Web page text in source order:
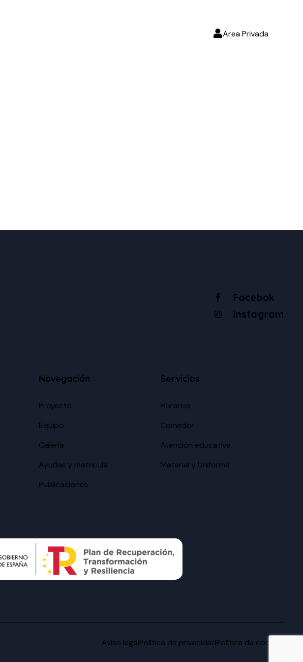
Area Privada
Facebok
Instagram
Navegación
Proyecto
Equipo
Galería
Ayudas y matricula
Publicaciones
Servicios
Horarios
Comedor
Atención educativa
Material y Uniforme
Aviso legalPolítica de privacidadPolítica de cookies